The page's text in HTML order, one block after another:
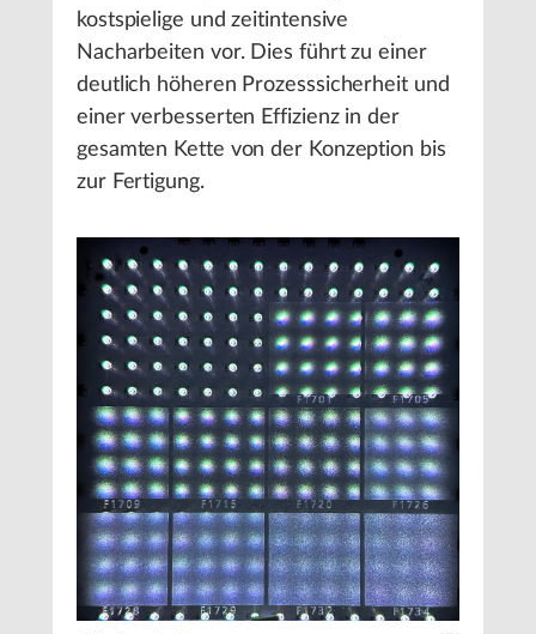
kostspielige und zeitintensive
Nacharbeiten vor. Dies führt zu einer
deutlich höheren Prozesssicherheit und
einer verbesserten Effizienz in der
gesamten Kette von der Konzeption bis
zur Fertigung.